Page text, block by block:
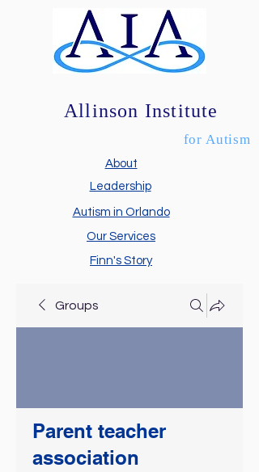
Allinson Institute
About
Leadership
Autism in Orlando
Finn's Story
Our Services
for Autism
Groups
Parent teacher
association